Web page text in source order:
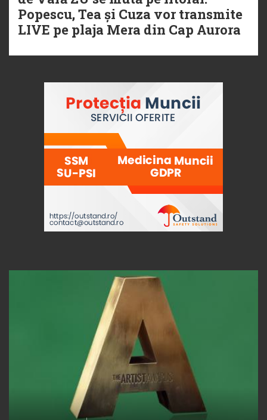
Popescu, Tea și Cuza vor transmite
LIVE pe plaja Mera din Cap Aurora